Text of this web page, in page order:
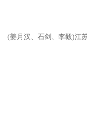
(姜月汉、石剑、李毅)江